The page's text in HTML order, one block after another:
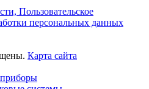
Пользовательское
персональных данных
Карта сайта